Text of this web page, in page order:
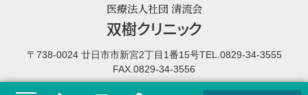
医療法人社団 清流会
双樹クリニック
〒738-0024 廿日市市新宮2丁目1番15号TEL.0829-34-3555
FAX.0829-34-3556